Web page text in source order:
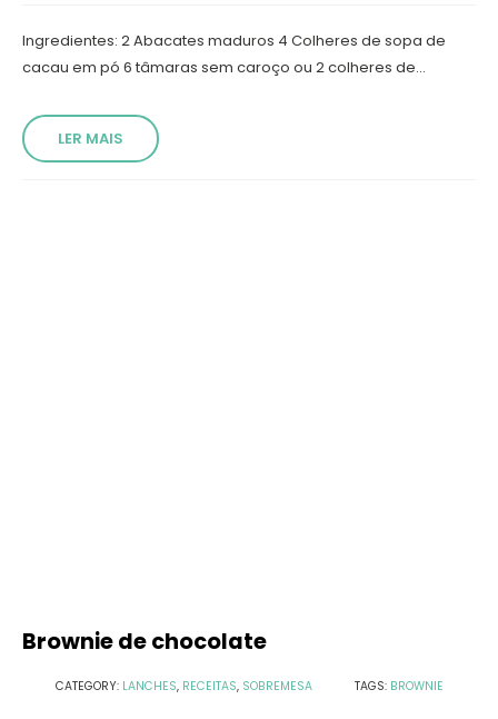
Ingredientes: 2 Abacates maduros 4 Colheres de sopa de
cacau em pó 6 tâmaras sem caroço ou 2 colheres de...
LER MAIS
Brownie de chocolate
CATEGORY: LANCHES, RECEITAS, SOBREMESA TAGS: BROWNIE